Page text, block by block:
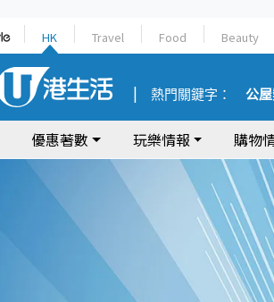
HK Travel Food Beauty
熱門關鍵字： 公
優惠著數 玩樂情報 購物